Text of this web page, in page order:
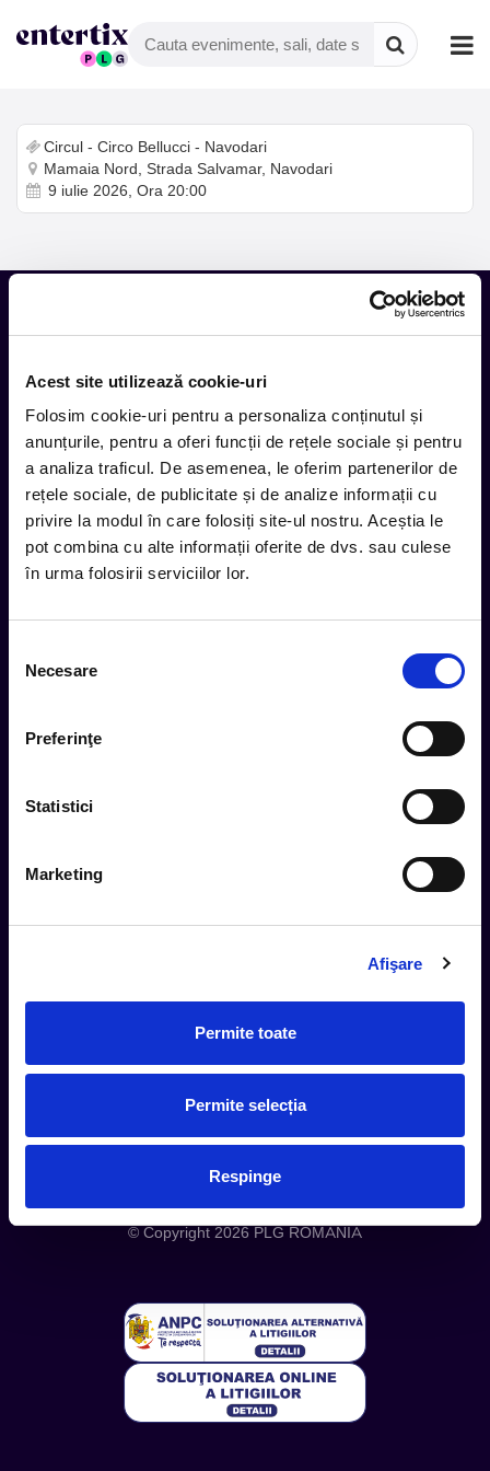
Acest site utilizează cookie-uri
Folosim cookie-uri pentru a personaliza conținutul și
anunțurile, pentru a oferi funcții de rețele sociale și pentru
a analiza traficul. De asemenea, le oferim partenerilor de
rețele sociale, de publicitate și de analize informații cu
privire la modul în care folosiți site-ul nostru. Aceștia le
pot combina cu alte informații oferite de dvs. sau culese
în urma folosirii serviciilor lor.
consimțământului
Necesare
Preferinţe
Statistici
Marketing
Afişare
Permite toate
Permite selecția
Respinge
Circul - Circo Bellucci - Navodari
Mamaia Nord, Strada Salvamar, Navodari
9 iulie 2026, Ora 20:00
inbox.
Aboneaza-te la newsletter-ul nostru, fii primul la care ajung
evenimentele noi.
Subscribe
Metode plata
Magazine partenere
Termeni si Conditii
Despre noi
Politica Cookies
Telefon: +4 0748 110 111 (Luni - Vineri 12.00-16.00) | E-mail:
contact@entertix.ro
© Copyright 2026 PLG ROMANIA